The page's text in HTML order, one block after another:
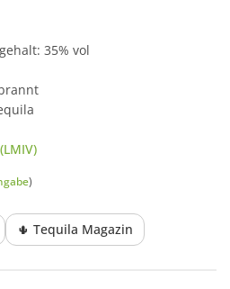
35% vol
)
🌵 Tequila Magazin